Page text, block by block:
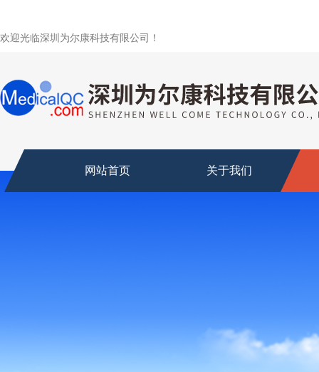
欢迎光临深圳为尔康科技有限公司！
网站首页 关于我们